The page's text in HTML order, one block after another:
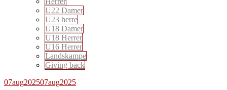
U22 Damer
U23 herre
U18 Damer
U18 Herrer
U16 Herrer
Landskampe
Giving back
07aug202507aug2025